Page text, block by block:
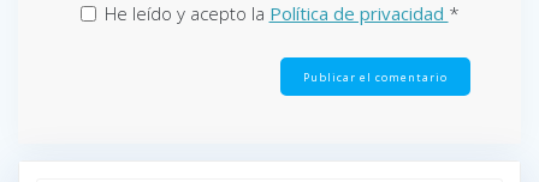
He leído y acepto la Política de privacidad *